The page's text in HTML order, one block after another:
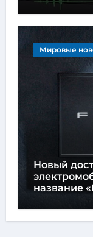
Мировые
Новый
название